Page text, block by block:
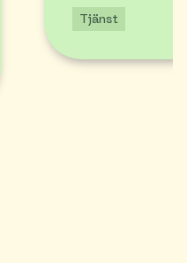
Tjänst